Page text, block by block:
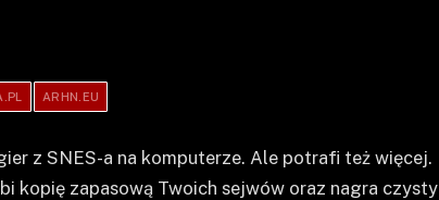
ARHN.EU
z SNES-a na komputerze. Ale potrafi też więcej.
kopię zapasową Twoich sejwów oraz nagra czysty